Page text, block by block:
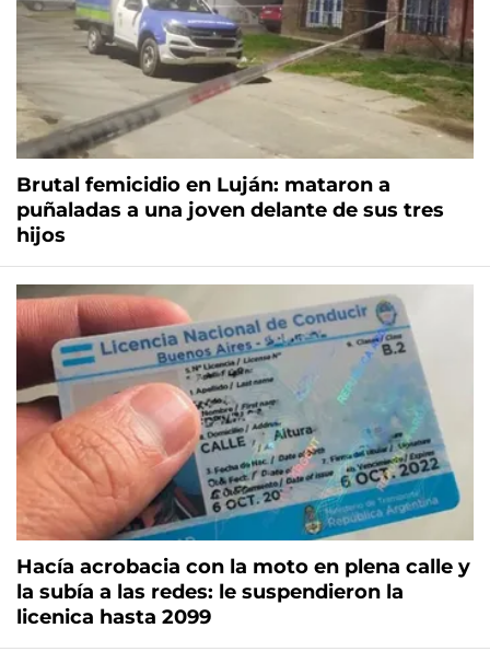
Brutal femicidio en Luján: mataron a
puñaladas a una joven delante de sus tres
hijos
Hacía acrobacia con la moto en plena calle y
la subía a las redes: le suspendieron la
licenica hasta 2099